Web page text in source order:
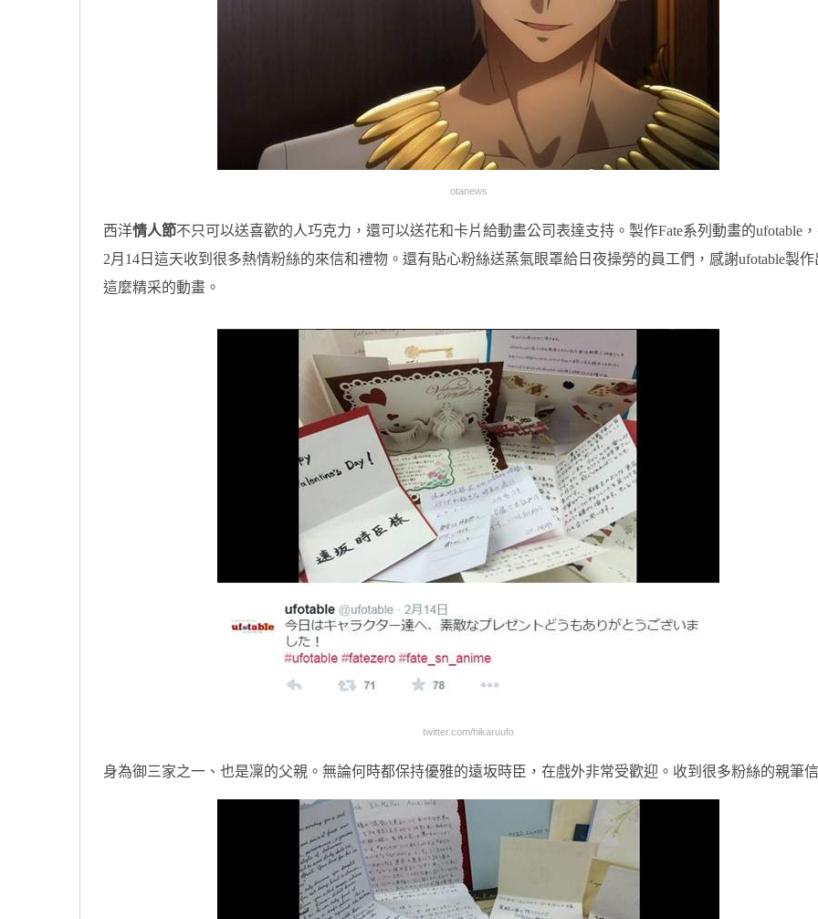
otanews
西洋情人節不只可以送喜歡的人巧克力，還可以送花和卡片給動畫公司表達支持。製作Fate系列動畫的ufotable
2月14日這天收到很多熱情粉絲的來信和禮物。還有貼心粉絲送蒸氣眼罩給日夜操勞的員工們，感謝ufotable製作
這麼精采的動畫。
twitter.com/hikaruufo
身為御三家之一、也是凜的父親。無論何時都保持優雅的遠坂時臣，在戲外非常受歡迎。收到很多粉絲的親筆